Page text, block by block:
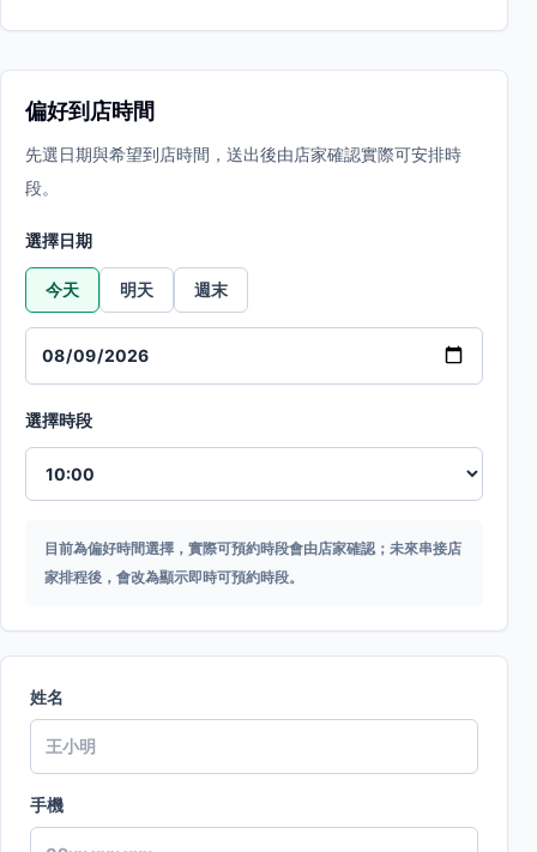
偏好到店時間
先選日期與希望到店時間，送出後由店家確認實際可安排時
段。
選擇日期
今天 明天 週末
選擇時段
目前為偏好時間選擇，實際可預約時段會由店家確認；未來串接店
家排程後，會改為顯示即時可預約時段。
姓名
手機